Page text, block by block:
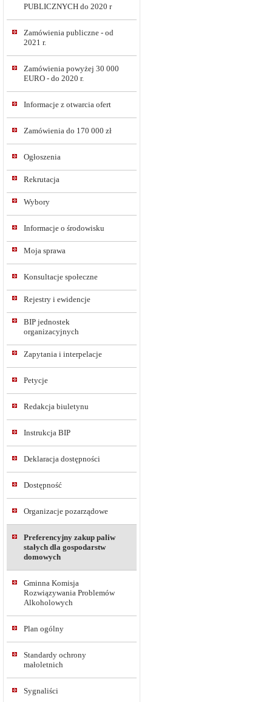
PUBLICZNYCH do 2020 r
Zamówienia publiczne - od
2021 r.
Zamówienia powyżej 30 000
EURO - do 2020 r.
Informacje z otwarcia ofert
Zamówienia do 170 000 zł
Ogłoszenia
Rekrutacja
Wybory
Informacje o środowisku
Moja sprawa
Konsultacje społeczne
Rejestry i ewidencje
BIP jednostek
organizacyjnych
Zapytania i interpelacje
Petycje
Redakcja biuletynu
Instrukcja BIP
Deklaracja dostępności
Dostępność
Organizacje pozarządowe
Preferencyjny zakup paliw
stałych dla gospodarstw
domowych
Gminna Komisja
Rozwiązywania Problemów
Alkoholowych
Plan ogólny
Standardy ochrony
małoletnich
Sygnaliści